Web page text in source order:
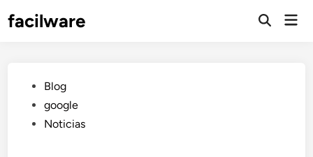
facilware
Publicado
en
Blog
google
Noticias